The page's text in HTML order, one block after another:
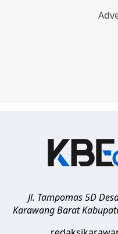
Jl. Tampomas 5D
Karawang Barat